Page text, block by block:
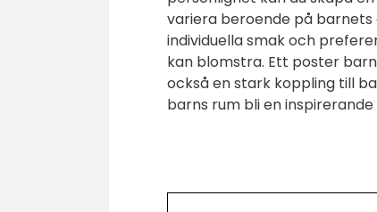
variera beroende på
individuella smak och
kan blomstra. Ett poster
också en stark koppling till
barns rum bli en